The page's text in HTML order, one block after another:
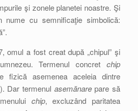
şi zonele planetei noastre. Şi
nume cu semnificaţie simbolică:
omul a fost creat după „chipul” şi
Termenul concret chip
fizică asemenea aceleia dintre
Dar termenul asemănarepare să
chip, excluzând paritatea